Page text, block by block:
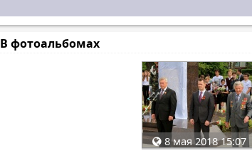
В фотоальбомах
8 мая 2018 15:07